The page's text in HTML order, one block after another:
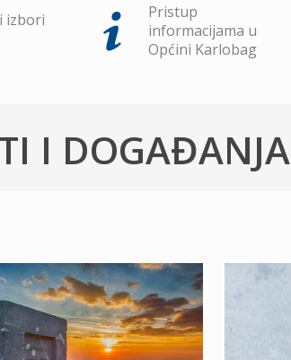
izbori
Pristup
informacijama u
Općini Karlobag
I DOGAĐANJA